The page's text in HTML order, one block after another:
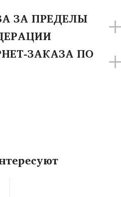
ЗА ПРЕДЕЛЫ
ЗАКАЗА ПО